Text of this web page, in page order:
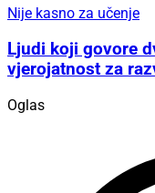
Nije kasno za učenje
Ljudi koji govore
vjerojatnost za
Oglas